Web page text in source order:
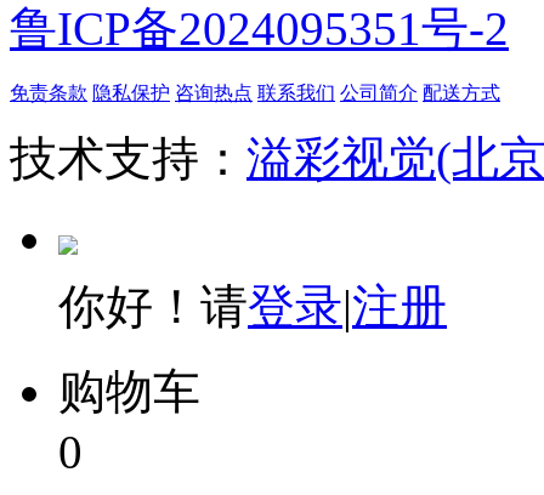
鲁ICP备2024095351号-2
免责条款 隐私保护 咨询热点 联系我们 公司简介 配送方式
技术支持： 溢彩视觉(北
你好！请登录|注册
购物车
0